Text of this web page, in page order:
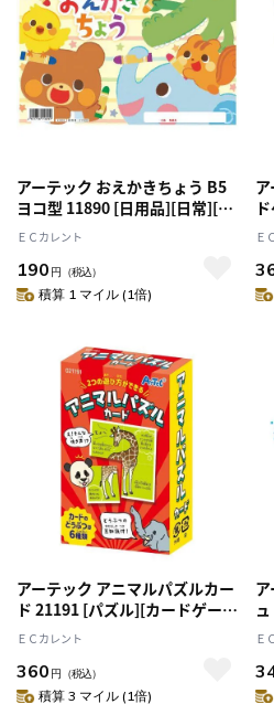
アーテック おえかきちょう B5
ヨコ型 11890 [日用品][日常][生
活][文具][文房具][ステーショナ
リー][おえかき][自由帳][らくが
き][紙]
ＥＣカレント
190 円 （税込）
積算 1 マイル (1倍)
[
Ｅ
アーテック アニマルパズルカー
ド 21191 [パズル][カードゲー
ム][発育][知育][豆知識][動物]
[室内遊び]
ＥＣカレント
360 円 （税込）
積算 3 マイル (1倍)
Ｅ